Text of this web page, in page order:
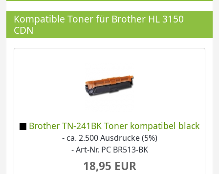
Kompatible Toner für Brother HL 3150
CDN
Brother TN-241BK Toner kompatibel black
- ca. 2.500 Ausdrucke (5%)
- Art-Nr. PC BR513-BK
18,95 EUR